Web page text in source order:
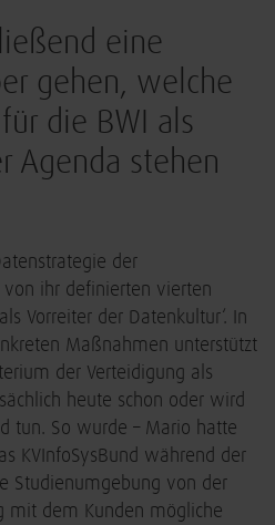
eine
gehen, welche
die BWI als
Agenda stehen
der
ihr definierten vierten
Vorreiter der Datenkultur‘. In
Maßnahmen unterstützt
der Verteidigung als
heute schon oder wird
tun. So wurde – Mario hatte
KVInfoSysBund während der
Studienumgebung von der
mit dem Kunden mögliche